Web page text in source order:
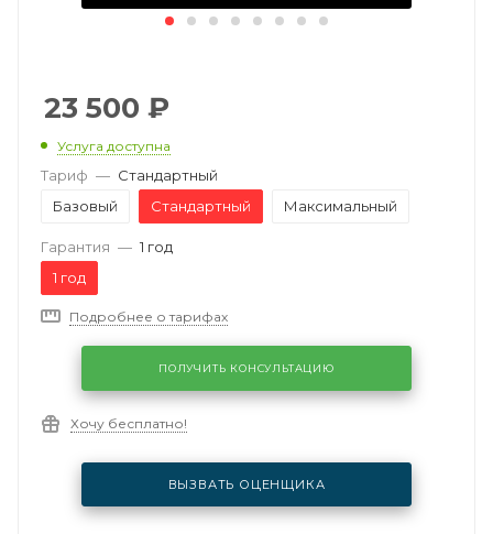
23 500 ₽
Услуга доступна
Тариф — Стандартный
Базовый
Стандартный Максимальный
Гарантия — 1 год
1 год
Подробнее о тарифах
ПОЛУЧИТЬ КОНСУЛЬТАЦИЮ
Хочу бесплатно!
ВЫЗВАТЬ ОЦЕНЩИКА